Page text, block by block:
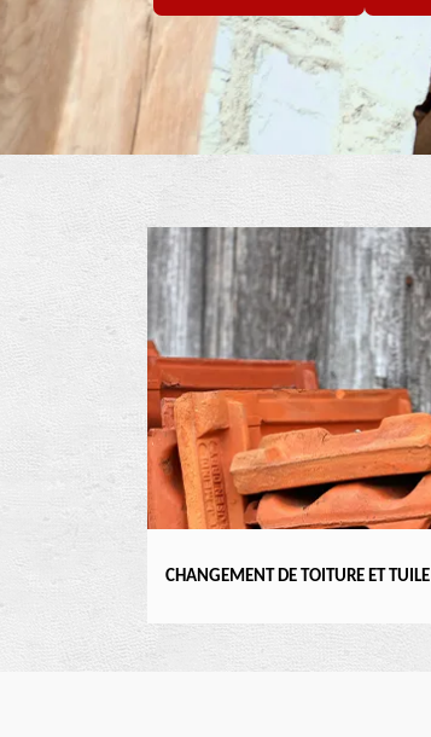
CHANGEMENT DE TOITURE ET TUILE 17